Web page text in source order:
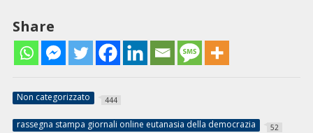
Share
Non categorizzato 444
rassegna stampa giornali online eutanasia della democrazia 52